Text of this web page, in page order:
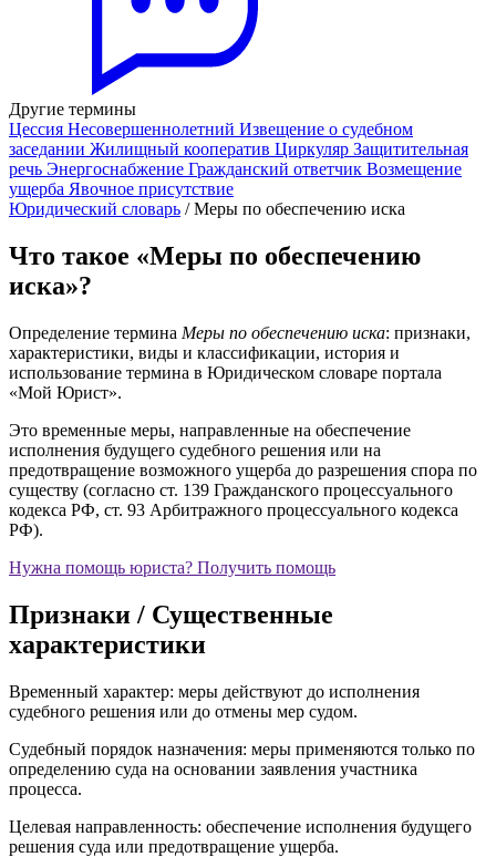
Другие термины
Цессия Несовершеннолетний Извещение о судебном
заседании Жилищный кооператив Циркуляр Защитительная
речь Энергоснабжение Гражданский ответчик Возмещение
ущерба Явочное присутствие
Юридический словарь /Меры по обеспечению иска
Что такое «Меры по обеспечению
иска»?
Определение термина Меры по обеспечению иска: признаки,
характеристики, виды и классификации, история и
использование термина в Юридическом словаре портала
«Мой Юрист».
Это временные меры, направленные на обеспечение
исполнения будущего судебного решения или на
предотвращение возможного ущерба до разрешения спора по
существу (согласно ст. 139 Гражданского процессуального
кодекса РФ, ст. 93 Арбитражного процессуального кодекса
РФ).
Нужна помощь юриста? Получить помощь
Признаки / Существенные
характеристики
Временный характер: меры действуют до исполнения
судебного решения или до отмены мер судом.
Судебный порядок назначения: меры применяются только по
определению суда на основании заявления участника
процесса.
Целевая направленность: обеспечение исполнения будущего
решения суда или предотвращение ущерба.